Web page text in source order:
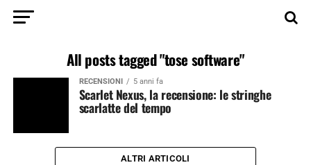
All posts tagged "tose software"
RECENSIONI 5 anni fa
Scarlet Nexus, la recensione: le stringhe
scarlatte del tempo
ALTRI ARTICOLI